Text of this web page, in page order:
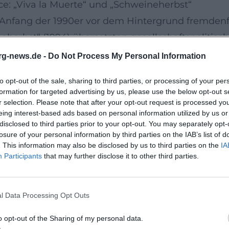
news.de - Do Not Process My Personal Information
opt-out of the sale, sharing to third parties, or processing of your
for targeted advertising by us, please use the below opt-out
selection. Please note that after your opt-out request is processed
interest-based ads based on personal information utilized by us
to third parties prior to your opt-out. You may separately
of your personal information by third parties on the IAB’s list of
This information may also be disclosed by us to third parties on the
Participants that may further disclose it to other third parties.
Data Processing Opt Outs
opt-out of the Sharing of my personal data.
„Viva la Muerte“ und „Schweineherbst“
der 1990er vor dem Hintergrund
(1994) übersetzten
stilistische Fortführung mit
basszentriert, mit schnörkelloser
sozialer Verwerfungen. Der kulturelle
einer Fanbasis, die das Comeback als
– „Sich fügen heißt lügen“, „Hier und
Kapitel. „Sich fügen heißt lügen“ (2012)
packenden Riffs. Das Album schaffte den
nach der Erstgründung Resonanz
Rechtspopulismus bis zur Reflexion
und prägnanten Chören, die live maximale
merklich: transparenter Gitarrensound,